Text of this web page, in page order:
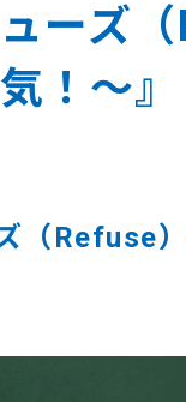
ーズ
！～』
（Refuse